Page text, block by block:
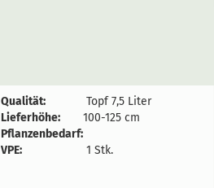
Qualität:
Topf 7,5 Liter
Lieferhöhe:
100-125 cm
Pflanzenbedarf:
VPE:
1 Stk.